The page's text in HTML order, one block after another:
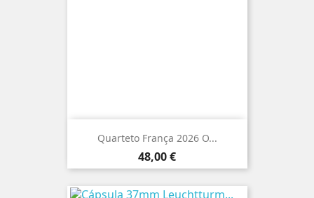
Quarteto França 2026 O...
Preço
48,00 €